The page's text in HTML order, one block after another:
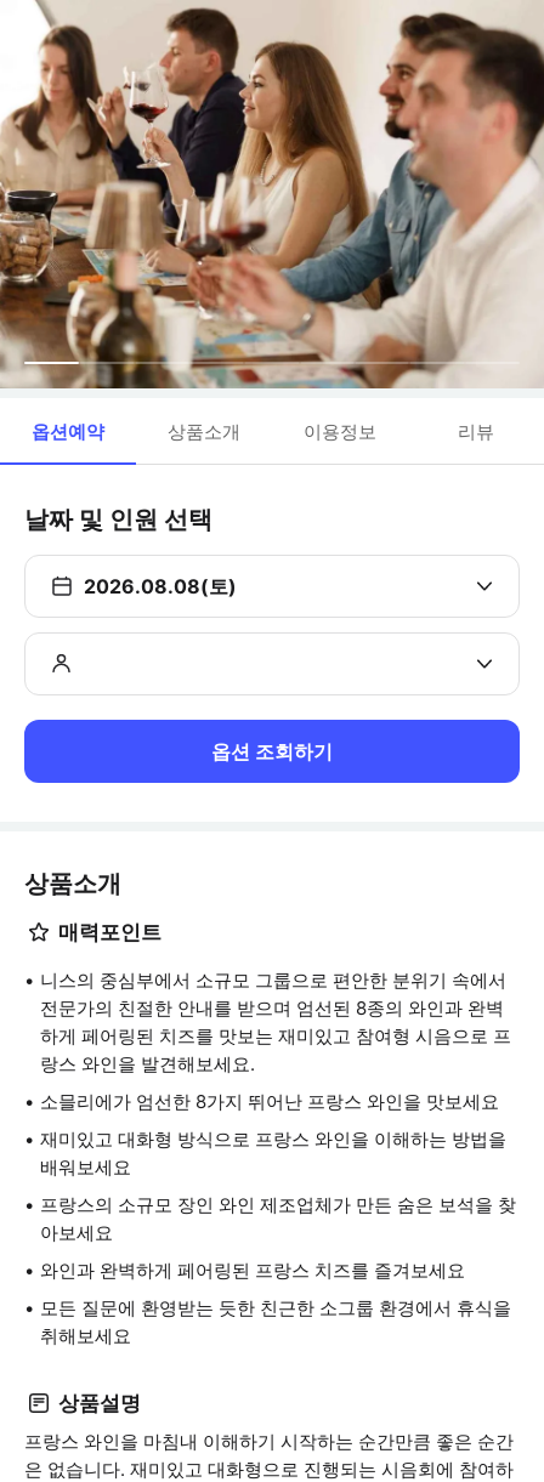
옵션예약 상품소개 이용정보 리뷰
날짜 및 인원 선택
2026.08.08(토)
옵션 조회하기
상품소개
매력포인트
니스의 중심부에서 소규모 그룹으로 편안한 분위기 속에서
전문가의 친절한 안내를 받으며 엄선된 8종의 와인과 완벽
하게 페어링된 치즈를 맛보는 재미있고 참여형 시음으로 프
랑스 와인을 발견해보세요.
소믈리에가 엄선한 8가지 뛰어난 프랑스 와인을 맛보세요
재미있고 대화형 방식으로 프랑스 와인을 이해하는 방법을
배워보세요
프랑스의 소규모 장인 와인 제조업체가 만든 숨은 보석을 찾
아보세요
와인과 완벽하게 페어링된 프랑스 치즈를 즐겨보세요
모든 질문에 환영받는 듯한 친근한 소그룹 환경에서 휴식을
취해보세요
상품설명
프랑스 와인을 마침내 이해하기 시작하는 순간만큼 좋은 순간
은 없습니다. 재미있고 대화형으로 진행되는 시음회에 참여하